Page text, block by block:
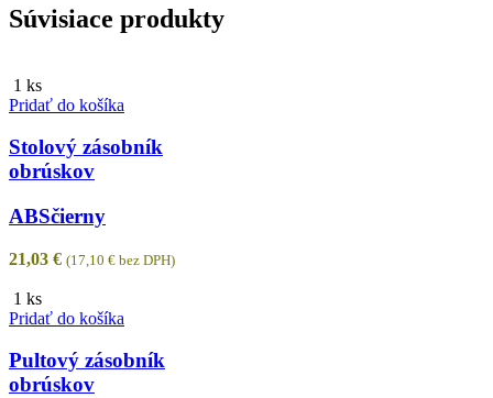
Súvisiace produkty
1 ks
Pridať do košíka
Stolový zásobník
obrúskov
ABSčierny
21,03 € (17,10 € bez DPH)
1 ks
Pridať do košíka
Pultový zásobník
obrúskov